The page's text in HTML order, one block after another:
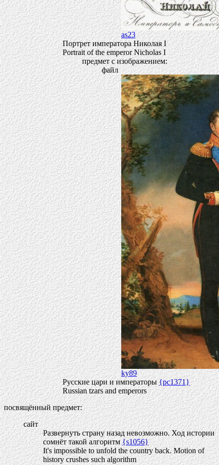
as23
Портрет императора Николая I
Portrait of the emperor Nicholas I
предмет с изображением:
файл
ky89
Русские цари и императоры{pc1371}
Russian tzars and emperors
посвящённый предмет:
сайт
Развернуть страну назад невозможно. Ход истории
сомнёт такой алгоритм{s1056}
It's impossible to unfold the country back. Motion of
history crushes such algorithm